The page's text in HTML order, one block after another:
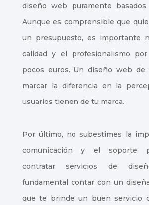
diseño web puramente
Aunque es comprensible que
un presupuesto, es importante
calidad y el profesionalismo
pocos euros. Un diseño web de
marcar la diferencia en la
usuarios tienen de tu marca.
Por último, no subestimes la
comunicación y el soporte
contratar servicios de
fundamental contar con un
que te brinde un buen servicio